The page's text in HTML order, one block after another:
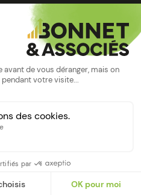
Politique de confidentialité
©Bonnet2023